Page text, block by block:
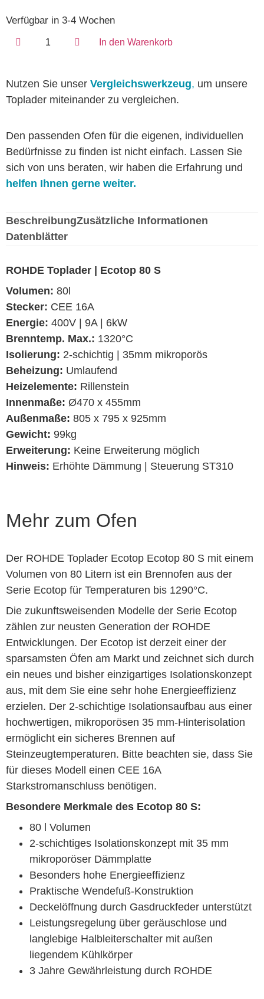
Verfügbar in 3-4 Wochen
In den Warenkorb
Nutzen Sie unser Vergleichswerkzeug, um unsere
Toplader miteinander zu vergleichen.
Den passenden Ofen für die eigenen, individuellen
Bedürfnisse zu finden ist nicht einfach. Lassen Sie
sich von uns beraten, wir haben die Erfahrung und
helfen Ihnen gerne weiter.
BeschreibungZusätzliche Informationen
Datenblätter
ROHDE Toplader | Ecotop 80 S
Volumen: 80l
Stecker: CEE 16A
Energie: 400V | 9A | 6kW
Brenntemp. Max.: 1320°C
Isolierung: 2-schichtig | 35mm mikroporös
Beheizung: Umlaufend
Heizelemente: Rillenstein
Innenmaße: Ø470 x 455mm
Außenmaße: 805 x 795 x 925mm
Gewicht: 99kg
Erweiterung: Keine Erweiterung möglich
Hinweis: Erhöhte Dämmung | Steuerung ST310
Mehr zum Ofen
Der ROHDE Toplader Ecotop Ecotop 80 S mit einem
Volumen von 80 Litern ist ein Brennofen aus der
Serie Ecotop für Temperaturen bis 1290°C.
Die zukunftsweisenden Modelle der Serie Ecotop
zählen zur neusten Generation der ROHDE
Entwicklungen. Der Ecotop ist derzeit einer der
sparsamsten Öfen am Markt und zeichnet sich durch
ein neues und bisher einzigartiges Isolationskonzept
aus, mit dem Sie eine sehr hohe Energieeffizienz
erzielen. Der 2-schichtige Isolationsaufbau aus einer
hochwertigen, mikroporösen 35 mm-Hinterisolation
ermöglicht ein sicheres Brennen auf
Steinzeugtemperaturen. Bitte beachten sie, dass Sie
für dieses Modell einen CEE 16A
Starkstromanschluss benötigen.
Besondere Merkmale des Ecotop 80 S:
80 l Volumen
2-schichtiges Isolationskonzept mit 35 mm
mikroporöser Dämmplatte
Besonders hohe Energieeffizienz
Praktische Wendefuß-Konstruktion
Deckelöffnung durch Gasdruckfeder unterstützt
Leistungsregelung über geräuschlose und
langlebige Halbleiterschalter mit außen
liegendem Kühlkörper
3 Jahre Gewährleistung durch ROHDE